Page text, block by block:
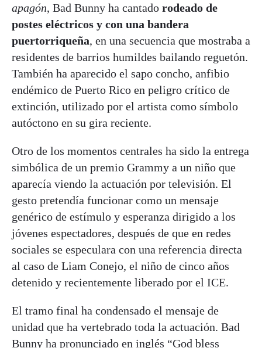
apagón, Bad Bunny ha cantado rodeado de
postes eléctricos y con una bandera
puertorriqueña, en una secuencia que mostraba a
residentes de barrios humildes bailando reguetón.
También ha aparecido el sapo concho, anfibio
endémico de Puerto Rico en peligro crítico de
extinción, utilizado por el artista como símbolo
autóctono en su gira reciente.
Otro de los momentos centrales ha sido la entrega
simbólica de un premio Grammy a un niño que
aparecía viendo la actuación por televisión. El
gesto pretendía funcionar como un mensaje
genérico de estímulo y esperanza dirigido a los
jóvenes espectadores, después de que en redes
sociales se especulara con una referencia directa
al caso de Liam Conejo, el niño de cinco años
detenido y recientemente liberado por el ICE.
El tramo final ha condensado el mensaje de
unidad que ha vertebrado toda la actuación. Bad
Bunny ha pronunciado en inglés “God bless